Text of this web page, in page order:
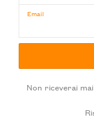
Email
Non riceverai